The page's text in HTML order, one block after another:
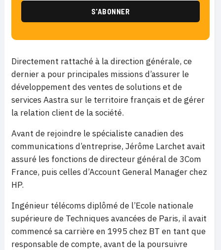
Directement rattaché à la direction générale, ce
dernier a pour principales missions d’assurer le
développement des ventes de solutions et de
services Aastra sur le territoire français et de gérer
la relation client de la société.
Avant de rejoindre le spécialiste canadien des
communications d’entreprise, Jérôme Larchet avait
assuré les fonctions de directeur général de 3Com
France, puis celles d’Account General Manager chez
HP.
Ingénieur télécoms diplômé de l’Ecole nationale
supérieure de Techniques avancées de Paris, il avait
commencé sa carrière en 1995 chez BT en tant que
responsable de compte, avant de la poursuivre